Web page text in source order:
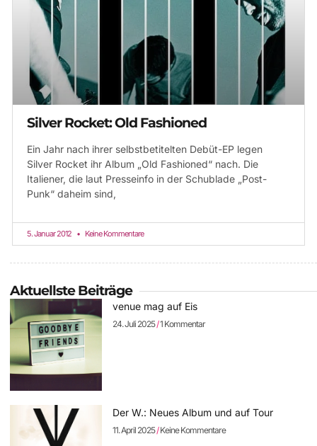
Silver Rocket: Old Fashioned
Ein Jahr nach ihrer selbstbetitelten Debüt-EP legen
Silver Rocket ihr Album „Old Fashioned“ nach. Die
Italiener, die laut Presseinfo in der Schublade „Post-
Punk“ daheim sind,
5. Januar 2012 Keine Kommentare
Aktuellste Beiträge
venue mag auf Eis
24. Juli 2025 1 Kommentar
Der W.: Neues Album und auf Tour
11. April 2025 Keine Kommentare